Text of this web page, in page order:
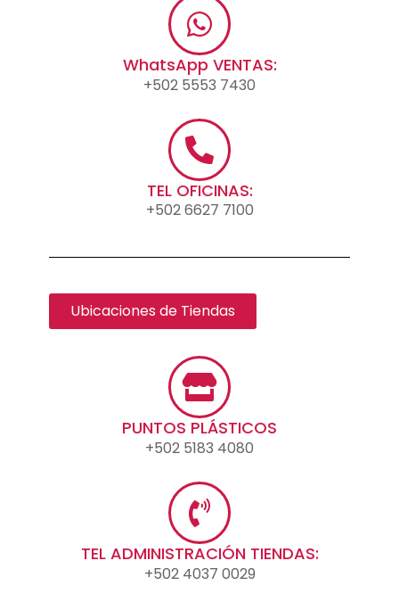
WhatsApp VENTAS:
+502 5553 7430
TEL OFICINAS:
+502 6627 7100
Ubicaciones de Tiendas
PUNTOS PLÁSTICOS
+502 5183 4080
TEL ADMINISTRACIÓN TIENDAS:
+502 4037 0029